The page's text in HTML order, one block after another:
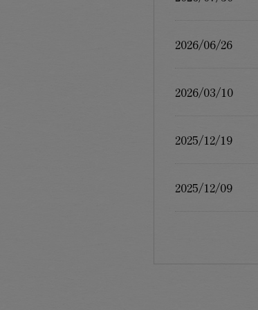
2026/06/26
2026/03/10
2025/12/19
2025/12/09